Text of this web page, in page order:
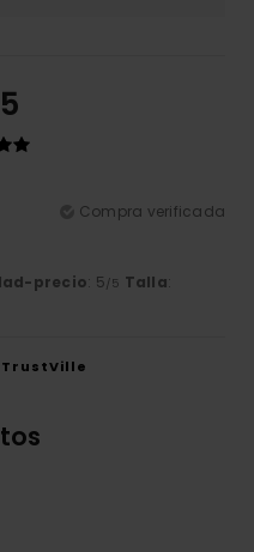
Compra verificada
precio: 5/5 Talla:
TrustVille